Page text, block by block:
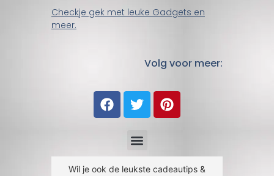
Checkje gek met leuke Gadgets en
meer.
Volg voor meer:
Wil je ook de leukste cadeautips &